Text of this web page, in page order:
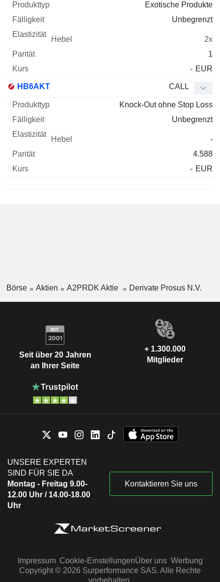
Exotische Produkte
Unbegrenzt
2x
1
- EUR
HB6AKT CALL
Knock-Out ohne Stop Loss
Unbegrenzt
-
4.588
- EUR
Börse Aktien A2PRDK Aktie Derivate Prosus N.V.
Seit über 20 Jahren
an Ihrer Seite
+ 1.300.000
Mitglieder
UNSERE EXPERTEN
SIND FÜR SIE DA
Montag - Freitag 9.00-
12.00 Uhr / 14.00-18.00
Uhr
Kontaktieren Sie uns
Impressum Cookie-EinstellungenÜber uns Werbung
Copyright © 2026 Surperformance SAS. Alle Rechte
vorbehalten.